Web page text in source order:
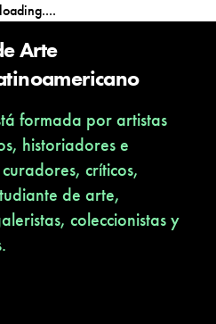
loading....
Arte
formada por artistas
historiadores e
críticos,
de arte,
coleccionistas y